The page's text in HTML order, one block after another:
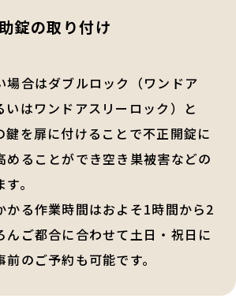
錠の取り付け
場合はダブルロック（ワンドア
いはワンドアスリーロック）と
鍵を扉に付けることで不正開錠に
めることができ空き巣被害などの
。
かる作業時間はおよそ1時間から2
んご都合に合わせて土日・祝日に
のご予約も可能です。